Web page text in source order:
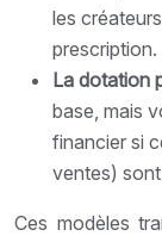
les
prescription.
La dotation
base, mais
financier si
ventes)
Ces modèles